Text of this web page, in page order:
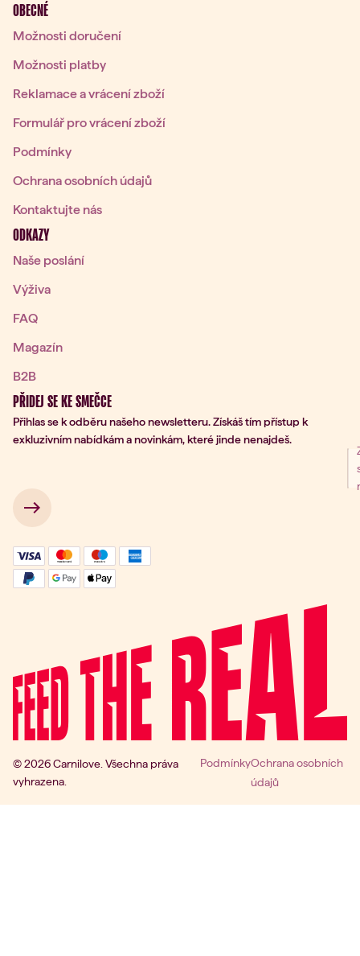
OBECNÉ
Možnosti doručení
Možnosti platby
Reklamace a vrácení zboží
Formulář pro vrácení zboží
Podmínky
Ochrana osobních údajů
Kontaktujte nás
ODKAZY
Naše poslání
Výživa
FAQ
Magazín
B2B
PŘIDEJ SE KE SMEČCE
Přihlas se k odběru našeho newsletteru. Získáš tím přístup k
exkluzivním nabídkám a novinkám, které jinde nenajdeš.
k odběru
→
© 2026 Carnilove. Všechna práva
vyhrazena.
PodmínkyOchrana osobních
údajů